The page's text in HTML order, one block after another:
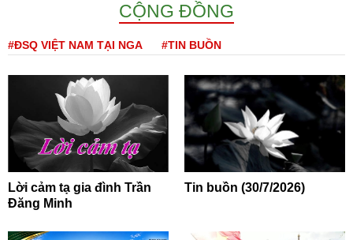
CỘNG ĐỒNG
#ĐSQ VIỆT NAM TẠI NGA #TIN BUỒN
Lời cảm tạ gia đình Trần
Đăng Minh
Tin buồn (30/7/2026)